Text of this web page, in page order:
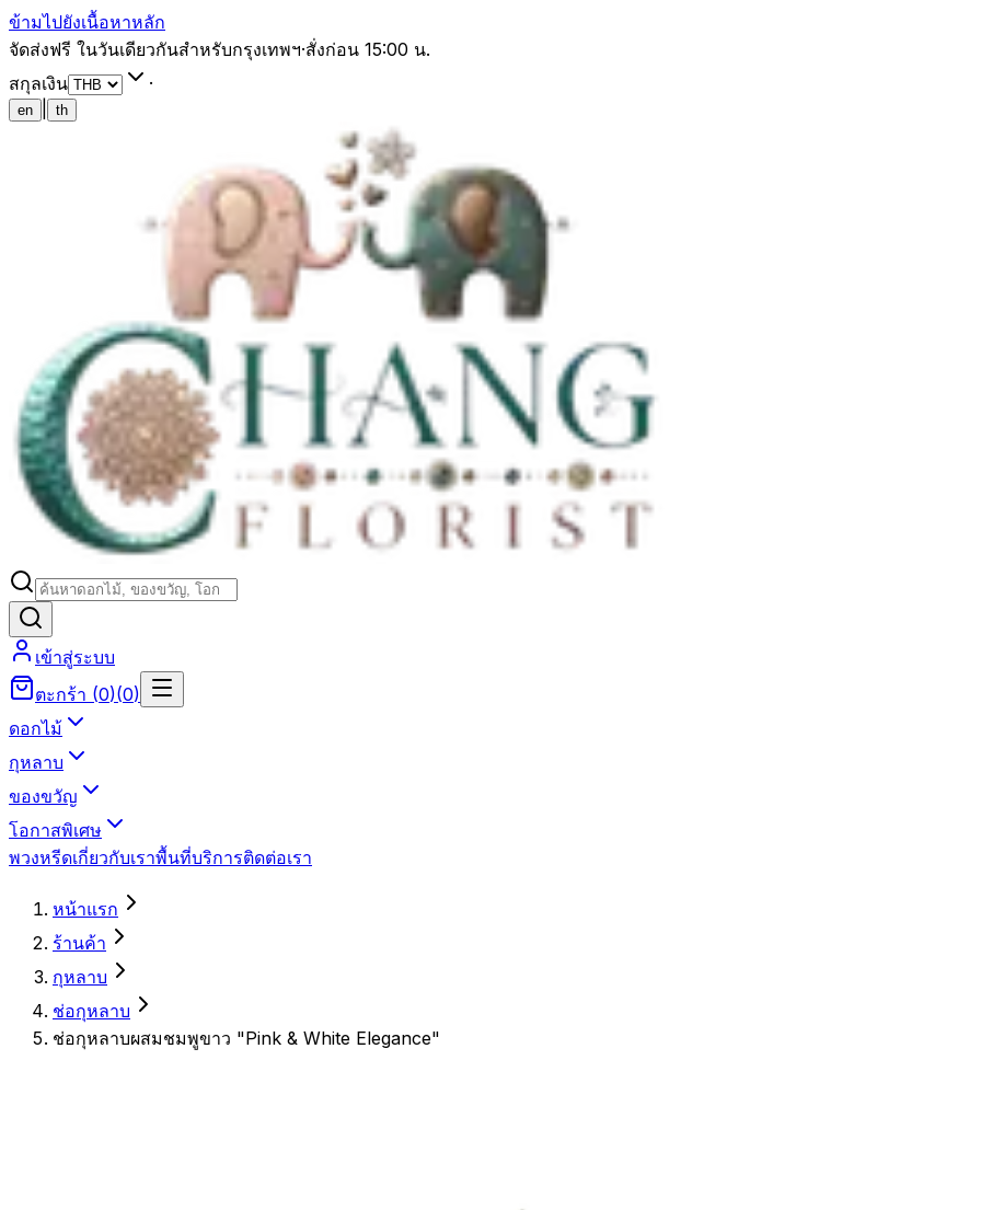
ข้ามไปยังเนื้อหาหลัก
จัดส่งฟรี ในวันเดียวกันสำหรับกรุงเทพฯ·สั่งก่อน 15:00 น.
สกุลเงิน
·
en th
เข้าสู่ระบบ
ตะกร้า (0)(0)
ดอกไม้
กุหลาบ
ของขวัญ
โอกาสพิเศษ
พวงหรีดเกี่ยวกับเราพื้นที่บริการติดต่อเรา
หน้าแรก
ร้านค้า
กุหลาบ
ช่อกุหลาบ
ช่อกุหลาบผสมชมพูขาว "Pink & White Elegance"